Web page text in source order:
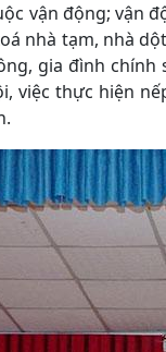
vận động; vận
nhà tạm, nhà
gia đình
việc thực hiện